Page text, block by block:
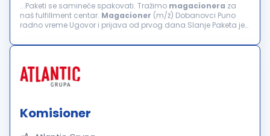
...Paketi se samineće spakovati. Tražimo magacionera za
naš fulfillment centar. Magacioner (m/ž) Dobanovci Puno
radno vreme Ugovor i prijava od prvog dana Slanje Paketa je
BiH...
Komisioner